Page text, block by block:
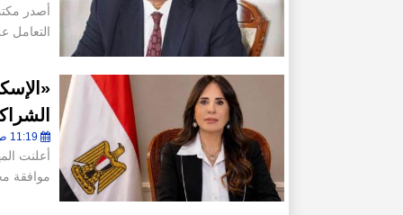
أصدر
التعامل
11:19 ص - الأربعاء 8 يوليو 2026
أعلنت
موافقة